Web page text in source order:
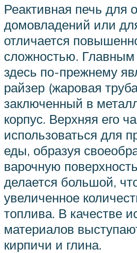
Реактивная печь для
домовладений или
отличается
сложностью. Главным
здесь по-прежнему
райзер (жаровая
заключенный в
корпус. Верхняя его
использоваться для
еды, образуя
варочную
делается большой,
увеличенное
топлива. В качестве
материалов
кирпичи и глина.